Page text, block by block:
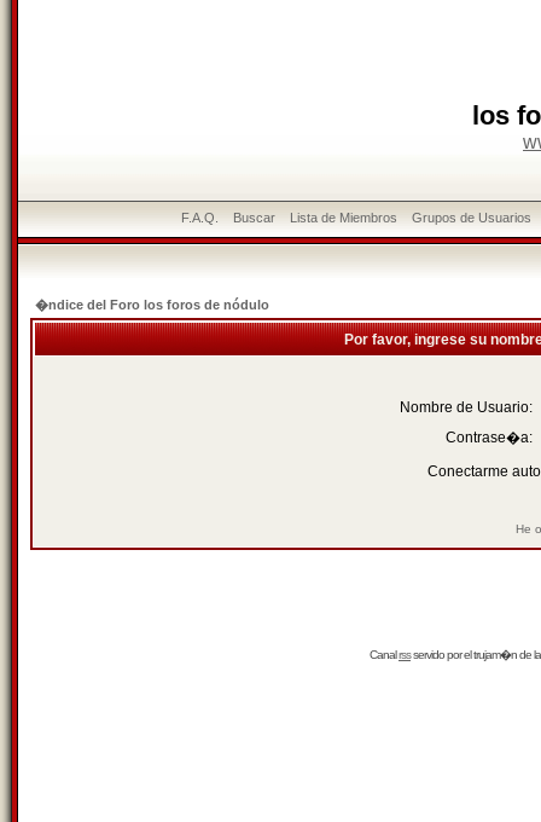
los
F.A.Q. Buscar Lista de Miembros Grupos de Usuarios
�ndice del Foro los foros de nódulo
Por favor, ingrese su
Nombre de Usuario:
Contrase�a:
Conectarme
He
Canalrssservido por eltrujam�nde